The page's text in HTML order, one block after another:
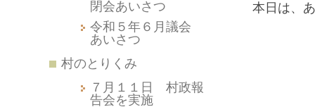
本日は、
閉会あいさつ
令和５年６月議会
あいさつ
村のとりくみ
７月１１日 村政報
告会を実施